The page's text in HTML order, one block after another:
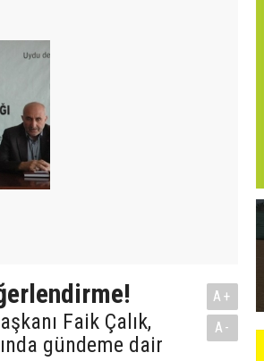
Faik Çalık,
gündeme dair
A+
A-